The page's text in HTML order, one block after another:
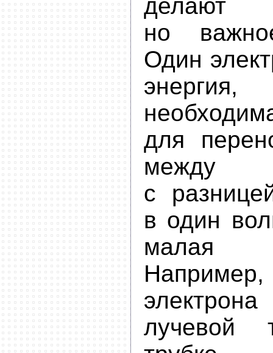
делают
но
Один
для
между
с
в один
малая
лучевой